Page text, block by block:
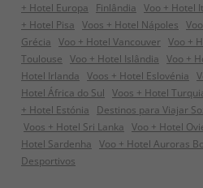
+ Hotel Europa
Finlândia Voo + Hotel
+ Hotel Pisa Voos + Hotel Nápoles
Grécia Voo + Hotel Vancouver Voo +
Toulouse Voo + Hotel Islândia Voo +
Hotel Irlanda Voos + Hotel Eslovénia
Hotel África do Sul Voos + Hotel
+ Hotel Estónia
Destinos para Viajar
Voos + Hotel Sri Lanka Voo + Hotel
Hotel Sardenha Voo + Hotel Auroras
Desportivos